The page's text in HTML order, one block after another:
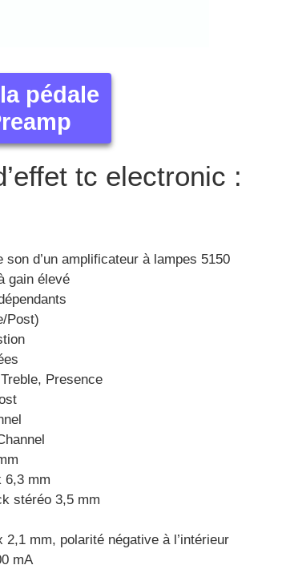
pédale
tc electronic :
d’un amplificateur à lampes 5150
gain élevé
Post)
Presence
6,3 mm
stéréo 3,5 mm
mm, polarité négative à l’intérieur
mA